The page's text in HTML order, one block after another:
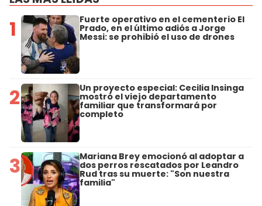
1 Fuerte operativo en el cementerio El
Prado, en el último adiós a Jorge
Messi: se prohibió el uso de drones
2 Un proyecto especial: Cecilia Insinga
mostró el viejo departamento
familiar que transformará por
completo
3 Mariana Brey emocionó al adoptar a
dos perros rescatados por Leandro
Rud tras su muerte: "Son nuestra
familia"